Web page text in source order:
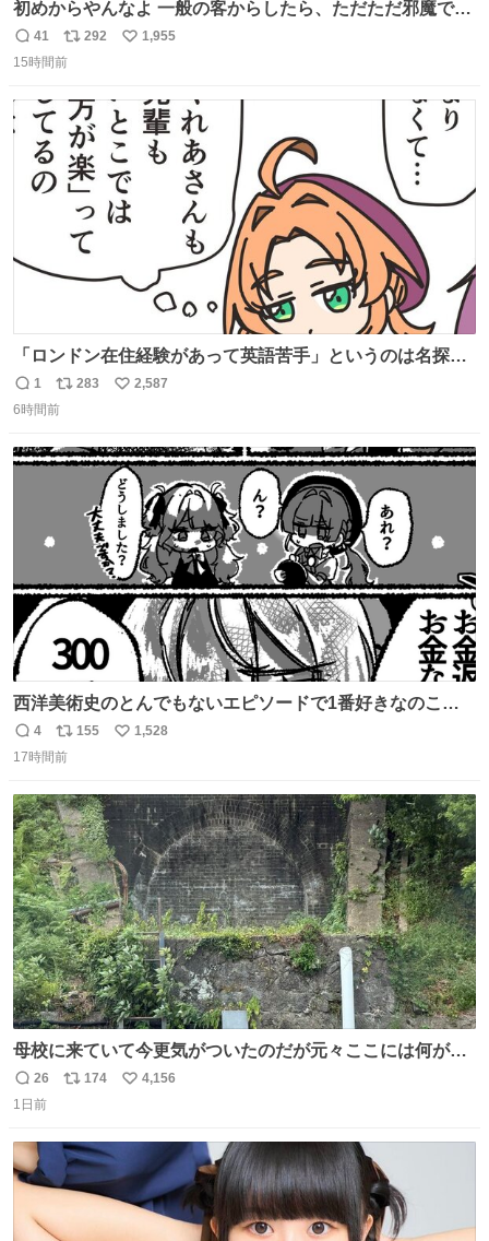
初めからやんなよ 一般の客からしたら、ただただ邪魔でし
かないのよ
返
信
41
リ
ポ
ト
数
292
い
数
1,955
15時間前
「ロンドン在住経験があって英語苦手」というのは名探偵
としては「妙だな」ってなるところなのに、小林みくるだ
からスルーされている小林クオリティ。
返
信
1
リ
ポ
ト
283
い
数
2,587
6時間前
西洋美術史のとんでもないエピソードで1番好きなのこれ
モネのエピソード大体面白い #絵がみの美術史創作
返
信
4
リ
ポ
ト
数
155
い
数
1,528
17時間前
母校に来ていて今更気がついたのだが元々ここには何があ
ったのだろう…？_:(´ཀ`」 ∠):
返
信
26
リ
ト
数
174
い
4,156
1日前